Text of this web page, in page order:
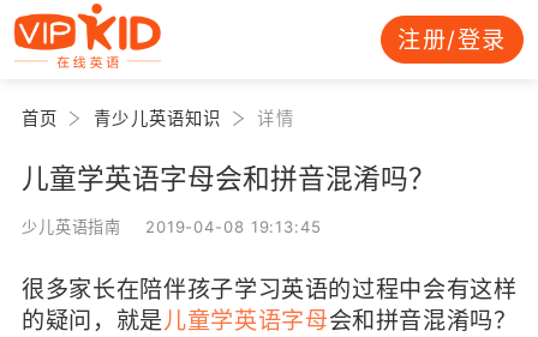
注册/登录
首页 青少儿英语知识 详情
儿童学英语字母会和拼音混淆吗？
少儿英语指南 2019-04-08 19:13:45
很多家长在陪伴孩子学习英语的过程中会有这样
的疑问，就是儿童学英语字母会和拼音混淆吗？